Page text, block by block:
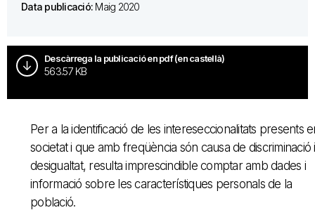
Data publicació: Maig 2020
Descàrrega la publicació en pdf (en castellà)
563.57 KB
Per a la identificació de les intereseccionalitats presents
societat i que amb freqüència són causa de discriminació i
desigualtat, resulta imprescindible comptar amb dades i
informació sobre les característiques personals de la
població.